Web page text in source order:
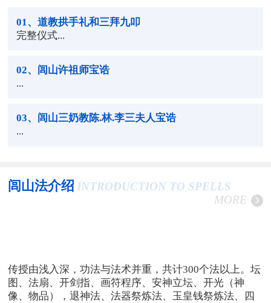
01 、道教拱手礼和三拜九叩
完整仪式...
02、闾山许祖师宝诰
...
03、闾山三奶教陈.林.李三夫人宝诰
...
闾山法介绍 INTRODUCTION TO SPELLS
MORE
传授由浅入深，功法与法术并重，共计300个法以上。坛
图、法扇、开剑指、画符程序、安神立坛、开光（神
像、物品），退神法、法器祭炼法、玉皇钱祭炼法、四